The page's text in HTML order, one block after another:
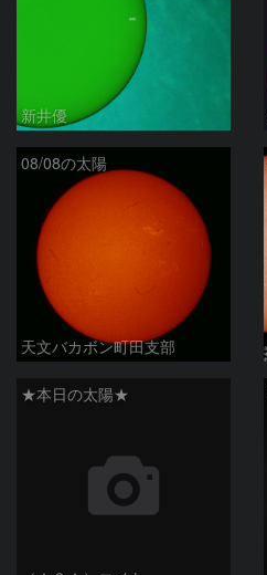
新井優
08/08の太陽
天文バカボン町田支部
★本日の太陽★